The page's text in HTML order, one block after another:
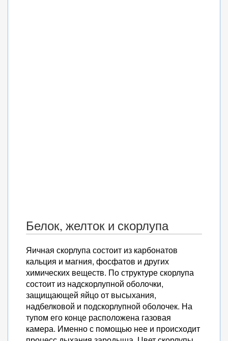
Белок, желток и скорлупа
Яичная скорлупа состоит из карбонатов
кальция и магния, фосфатов и других
химических веществ. По структуре скорлупа
состоит из надскорлупной оболочки,
защищающей яйцо от высыхания,
надбелковой и подскорлупной оболочек. На
тупом его конце расположена газовая
камера. Именно с помощью нее и происходит